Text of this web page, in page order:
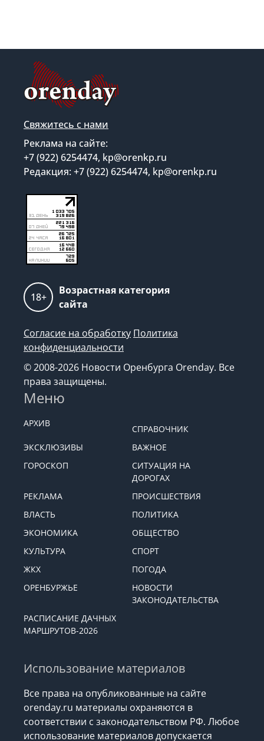
Свяжитесь с нами
Реклама на сайте:
+7 (922) 6254474, kp@orenkp.ru
Редакция: +7 (922) 6254474, kp@orenkp.ru
18+
Возрастная категория
сайта
Согласие на обработку Политика
конфиденциальности
© 2008-2026 Новости Оренбурга Orenday. Все
права защищены.
Меню
АРХИВ
СПРАВОЧНИК
ЭКСКЛЮЗИВЫ
ВАЖНОЕ
ГОРОСКОП
СИТУАЦИЯ НА
ДОРОГАХ
РЕКЛАМА
ПРОИСШЕСТВИЯ
ВЛАСТЬ
ПОЛИТИКА
ЭКОНОМИКА
ОБЩЕСТВО
КУЛЬТУРА
СПОРТ
ЖКХ
ПОГОДА
ОРЕНБУРЖЬЕ
НОВОСТИ
ЗАКОНОДАТЕЛЬСТВА
РАСПИСАНИЕ ДАЧНЫХ
МАРШРУТОВ-2026
Использование материалов
Все права на опубликованные на сайте
orenday.ru материалы охраняются в
соответствии с законодательством РФ. Любое
использование материалов допускается